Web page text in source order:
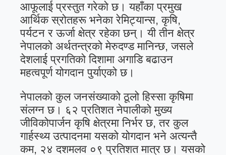
आफूलाई प्रस्तुत गरेको छ। यहाँका प्रमुख
आर्थिक स्रोतहरू भनेका रेमिट्यान्स, कृषि,
पर्यटन र ऊर्जा क्षेत्र रहेका छन्। यी तीन क्षेत्र
नेपालको अर्थतन्त्रको मेरुदण्ड मानिन्छ, जसले
देशलाई प्रगतिको दिशामा अगाडि बढाउन
महत्वपूर्ण योगदान पुर्याएको छ।
नेपालको कुल जनसंख्याको ठूलो हिस्सा कृषिमा
संलग्न छ। ६२ प्रतिशत नेपालीको मुख्य
जीविकोपार्जन कृषि क्षेत्रमा निर्भर छ, तर कुल
गार्हस्थ्य उत्पादनमा यसको योगदान भने अत्यन्तै
कम, २४ दशमलव ०९ प्रतिशत मात्र छ। यसको